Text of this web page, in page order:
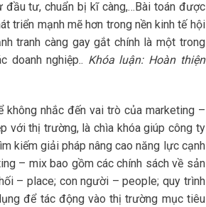
tư, chuẩn bị kĩ càng,…Bài toán được
triển mạnh mẽ hơn trong nền kinh tế hội
tranh càng gay gắt chính là một trong
doanh nghiệp.. Khóa luận: Hoàn thiện
không nhắc đến vai trò của marketing –
với thị trường, là chìa khóa giúp công ty
kiếm giải pháp nâng cao năng lực cạnh
– mix bao gồm các chính sách về sản
– place; con người – people; quy trình
để tác động vào thị trường mục tiêu